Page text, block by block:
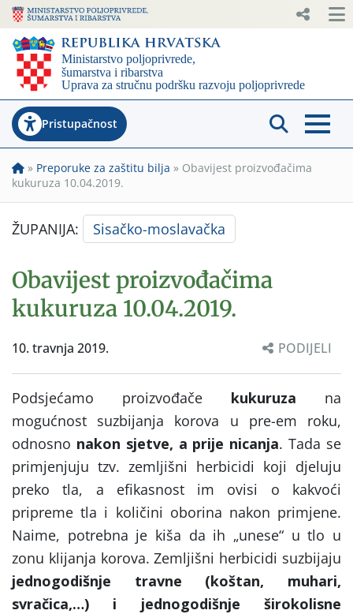
Pristupačnost
» Preporuke za zaštitu bilja » Obavijest proizvođačima
kukuruza 10.04.2019.
ŽUPANIJA: Sisačko-moslavačka
Obavijest proizvođačima
kukuruza 10.04.2019.
10. travnja 2019. PODIJELI
Podsjećamo proizvođače kukuruza na
mogućnost suzbijanja korova u pre-em roku,
odnosno nakon sjetve, a prije nicanja. Tada se
primjenjuju tzv. zemljišni herbicidi koji djeluju
preko tla, a efikasnost im ovisi o kakvoći
pripreme tla i količini oborina nakon primjene.
Naime, potrebna je kiša da ih „unese“ u tlo u
zonu klijanja korova. Zemljišni herbicidi suzbijaju
jednogodišnje travne (koštan, muhari,
svračica,…)
i
jednogodišnje širokolisne